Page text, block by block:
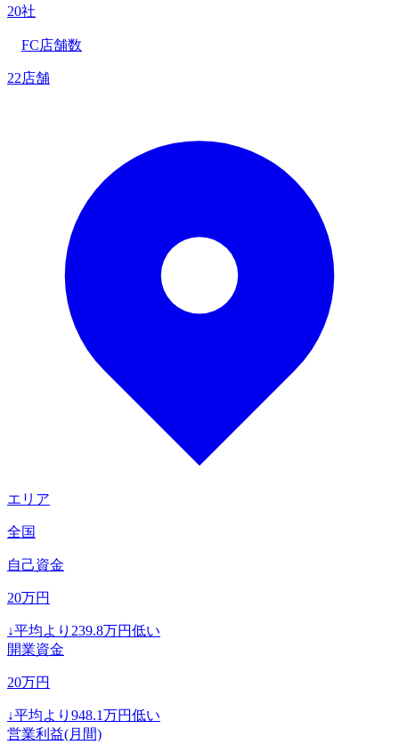
20社
FC店舗数
22店舗
エリア
全国
自己資金
20万円
↓平均より 239.8万円低い
開業資金
20万円
↓平均より 948.1万円低い
営業利益(月間)